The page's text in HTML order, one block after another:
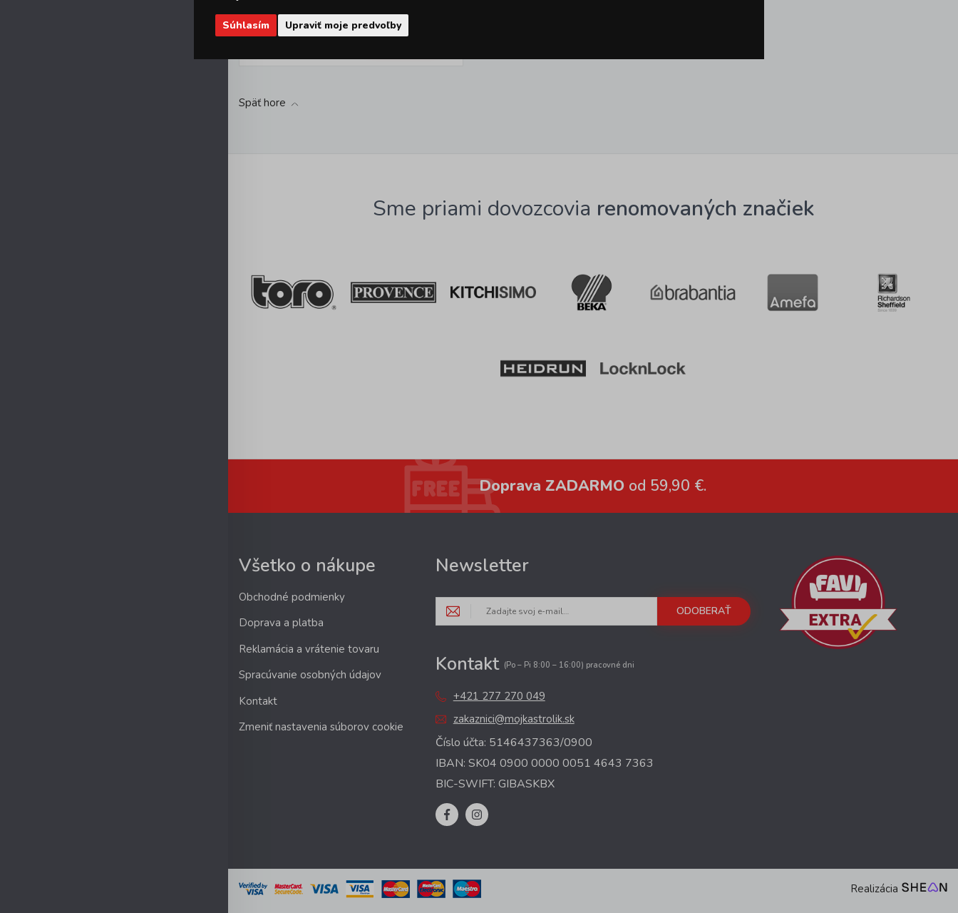
Skladom > 10 ks
DO KOŠÍKA
Späť hore
Sme priami dovozcovia renomovaných značiek
Doprava ZADARMO od 59,90 €.
Všetko o nákupe
Obchodné podmienky
Doprava a platba
Reklamácia a vrátenie tovaru
Spracúvanie osobných údajov
Kontakt
Zmeniť nastavenia súborov cookie
Newsletter
ODOBERAŤ
Kontakt (Po – Pi 8:00 – 16:00) pracovné dni
+421 277 270 049
zakaznici@mojkastrolik.sk
Číslo účta: 5146437363/0900
IBAN: SK04 0900 0000 0051 4643 7363
BIC-SWIFT: GIBASKBX
Realizácia
Súhlasím Upraviť moje predvoľby